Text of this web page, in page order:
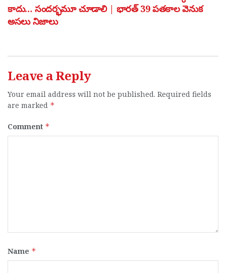
కాదు… సందర్భమూ చూడాలి | భారత్ 39 పతకాల వెనుక
అసలు నిజాలు
Leave a Reply
Your email address will not be published. Required fields
are marked *
Comment *
Name *